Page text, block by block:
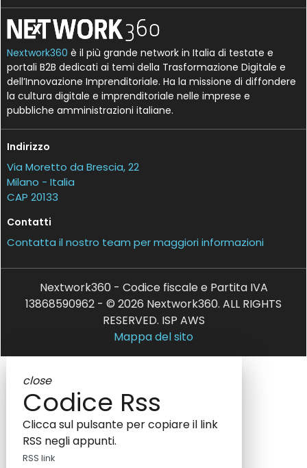
Nextwork360 è il più grande network in Italia di testate e
portali B2B dedicati ai temi della Trasformazione Digitale e
dell’Innovazione Imprenditoriale. Ha la missione di diffondere
la cultura digitale e imprenditoriale nelle imprese e
pubbliche amministrazioni italiane.
Indirizzo
Via Moretto da Brescia, 22
Milano - Italia
CAP 20133
Contatti
Contatta il nostro team per maggiori informazioni
Nextwork360 - Codice fiscale e Partita IVA
13868590962 - © 2026 Nextwork360. ALL RIGHTS
RESERVED. ISP AWS
Mappa del sito
close
Codice Rss
Clicca sul pulsante per copiare il link
RSS negli appunti.
RSS link